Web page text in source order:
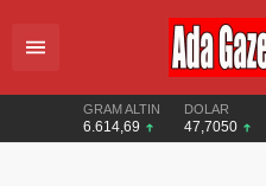
GRAM ALTIN
6.614,69
DOLAR
47,7050